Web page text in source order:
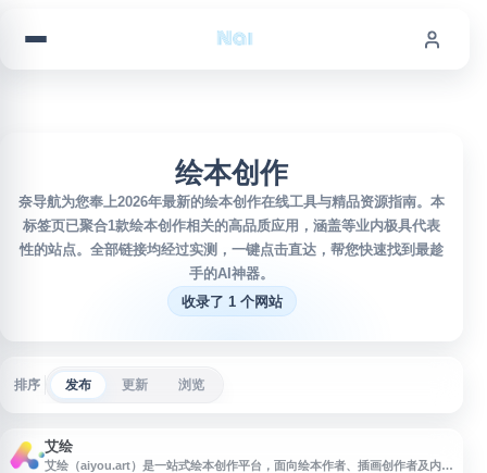
绘本创作
奈导航为您奉上2026年最新的绘本创作在线工具与精品资源指南。本
标签页已聚合1款绘本创作相关的高品质应用，涵盖等业内极具代表
性的站点。全部链接均经过实测，一键点击直达，帮您快速找到最趁
手的AI神器。
收录了 1 个网站
排序 发布 更新 浏览
艾绘
艾绘（aiyou.art）是一站式绘本创作平台，面向绘本作者、插画创作者及内容